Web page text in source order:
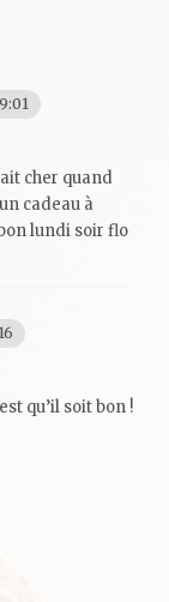
cher quand
cadeau à
lundi soir flo
qu’il soit bon !